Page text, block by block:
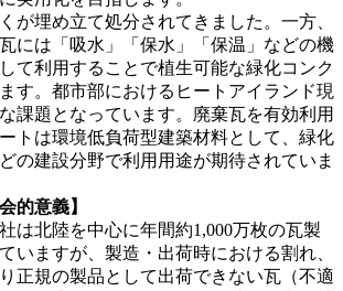
が埋め立て処分されてきました。一方、
には「吸水」「保水」「保温」などの機
て利用することで植生可能な緑化コンク
す。都市部におけるヒートアイランド現
課題となっています。廃棄瓦を有効利用
トは環境低負荷型建築材料として、緑化
の建設分野で利用用途が期待されていま
的意義】
は北陸を中心に年間約1,000万枚の瓦製
いますが、製造・出荷時における割れ、
正規の製品として出荷できない瓦（不適